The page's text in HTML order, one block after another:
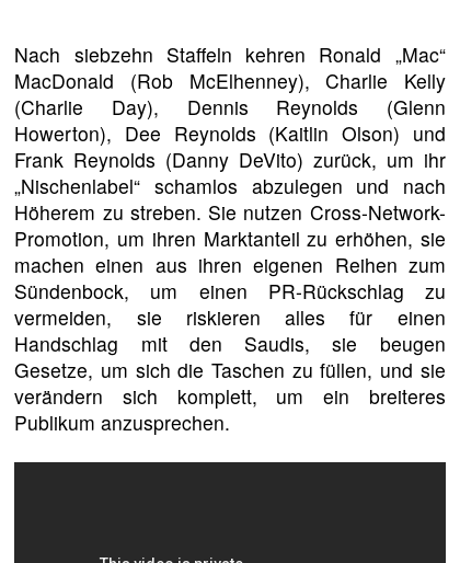
Nach siebzehn Staffeln kehren Ronald „Mac“
MacDonald (Rob McElhenney), Charlie Kelly
(Charlie Day), Dennis Reynolds (Glenn
Howerton), Dee Reynolds (Kaitlin Olson) und
Frank Reynolds (Danny DeVito) zurück, um ihr
„Nischenlabel“ schamlos abzulegen und nach
Höherem zu streben. Sie nutzen Cross-Network-
Promotion, um ihren Marktanteil zu erhöhen, sie
machen einen aus ihren eigenen Reihen zum
Sündenbock, um einen PR-Rückschlag zu
vermeiden, sie riskieren alles für einen
Handschlag mit den Saudis, sie beugen
Gesetze, um sich die Taschen zu füllen, und sie
verändern sich komplett, um ein breiteres
Publikum anzusprechen.